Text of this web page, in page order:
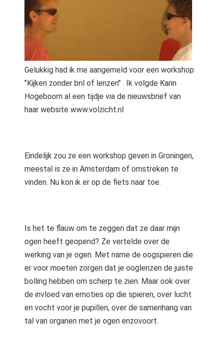
Gelukkig had ik me aangemeld voor een workshop
"Kijken zonder bril of lenzen" . Ik volgde Karin
Hogeboom al een tijdje via de nieuwsbrief van
haar website www.volzicht.nl
Eindelijk zou ze een workshop geven in Groningen,
meestal is ze in Amsterdam of omstreken te
vinden. Nu kon ik er op de fiets naar toe.
Is het te flauw om te zeggen dat ze daar mijn
ogen heeft geopend? Ze vertelde over de
werking van je ogen. Met name de oogspieren die
er voor moeten zorgen dat je ooglenzen de juiste
bolling hebben om scherp te zien. Maar ook over
de invloed van emoties op die spieren, over lucht
en vocht voor je pupillen, over de samenhang van
tal van organen met je ogen enzovoort.